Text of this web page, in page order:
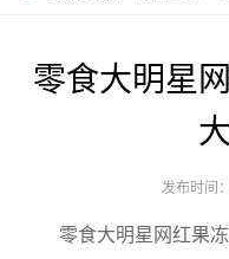
零食大明星
发布时间
零食大明星网红果